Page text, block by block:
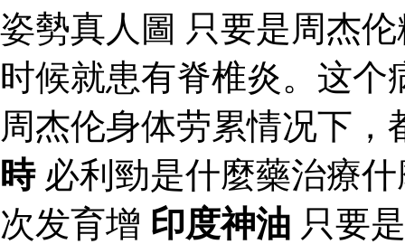
姿勢真人圖 只要是周杰
时候就患有脊椎炎。这
周杰伦身体劳累情况下，
時必利勁是什麼藥治療
次发育增 印度神油 只要